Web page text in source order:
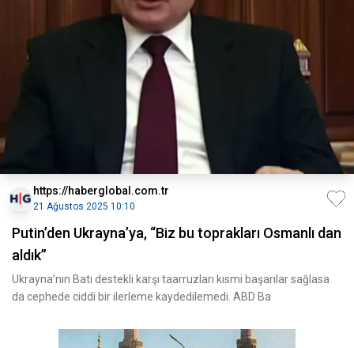
https://haberglobal.com.tr
21 Ağustos 2025 10:10
Putin’den Ukrayna’ya, “Biz bu toprakları Osmanlı dan
aldık”
Ukrayna’nın Batı destekli karşı taarruzları kısmi başarılar sağlasa
da cephede ciddi bir ilerleme kaydedilemedi. ABD Ba